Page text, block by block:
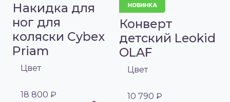
Накидка для
ног для
коляски Cybex
Priam
Цвет
18 800 ₽
Конверт
детский Leokid
OLAF
Цвет
10 790 ₽